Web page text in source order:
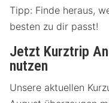
Tipp: Finde heraus,
besten zu dir passt!
Jetzt Kurztrip
nutzen
Unsere aktuellen